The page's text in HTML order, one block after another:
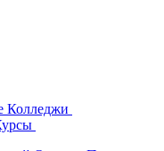
Колледжи
"Академия TOP"